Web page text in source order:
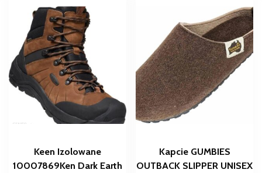
Keen Izolowane
10007869Ken Dark Earth
Kapcie GUMBIES
OUTBACK SLIPPER UNISEX